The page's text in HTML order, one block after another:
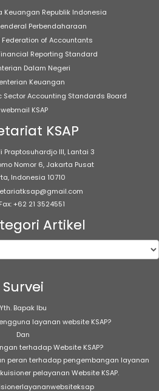
Keuangan Republik Indonesia
Perbendaharaan
of Accountants
Reporting Standard
Dalam Negeri
Keuangan
Sector Accounting Standards Board
webmail KSAP
KSAP
Praptosuhardjo III, Lantai 3
Nomor 6, Jakarta Pusat
Indonesia 10710
+62 21 3524551
Artikel
Survei
Yth. Bapak Ibu
layanan website KSAP?
Dan
terhadap Website KSAP?
peran terhadap pengembangan layanan
pelayanan Website KSAP.